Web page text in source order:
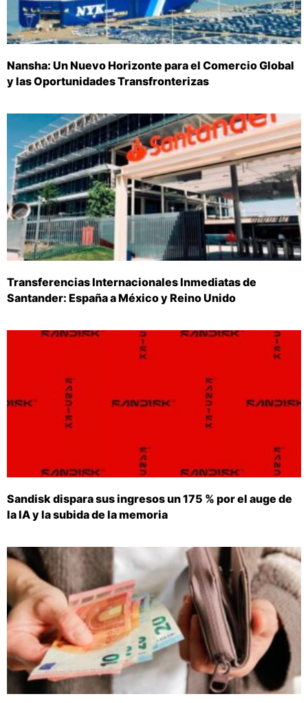
Nansha: Un Nuevo Horizonte para el Comercio Global
y las Oportunidades Transfronterizas
Transferencias Internacionales Inmediatas de
Santander: España a México y Reino Unido
Sandisk dispara sus ingresos un 175 % por el auge de
la IA y la subida de la memoria